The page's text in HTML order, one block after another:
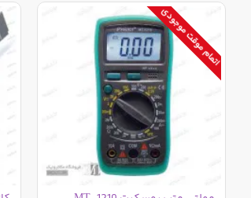
اتمام موقت موجودی